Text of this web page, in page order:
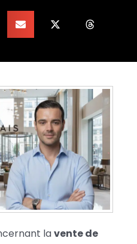
lavente de